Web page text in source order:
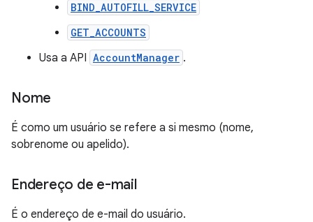
BIND_AUTOFILL_SERVICE
GET_ACCOUNTS
Usa a API AccountManager .
Nome
É como um usuário se refere a si mesmo (nome,
sobrenome ou apelido).
Endereço de e-mail
É o endereço de e-mail do usuário.